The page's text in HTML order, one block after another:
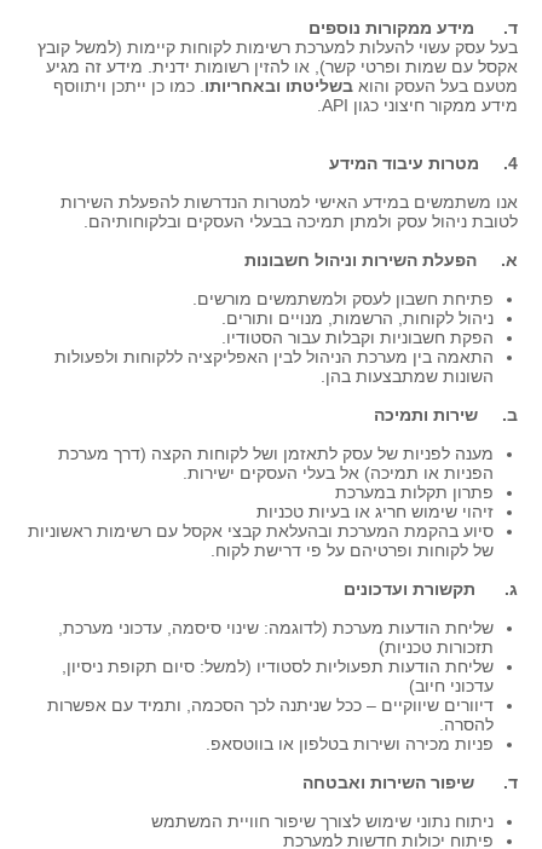
ד. מידע ממקורות נוספים
בעל עסק עשוי להעלות למערכת רשימות לקוחות קיימות (למשל קובץ
אקסל עם שמות ופרטי קשר), או להזין רשומות ידנית. מידע זה מגיע
מטעם בעל העסק והוא בשליטתו ובאחריותו . כמו כן ייתכן ויתווסף
מידע ממקור חיצוני כגון API.
4. מטרות עיבוד המידע
אנו משתמשים במידע האישי למטרות הנדרשות להפעלת השירות
לטובת ניהול עסק ולמתן תמיכה בבעלי העסקים ובלקוחותיהם.
א. הפעלת השירות וניהול חשבונות
פתיחת חשבון לעסק ולמשתמשים מורשים.
ניהול לקוחות, הרשמות, מנויים ותורים.
הפקת חשבוניות וקבלות עבור הסטודיו.
התאמה בין מערכת הניהול לבין האפליקציה ללקוחות ולפעולות
השונות שמתבצעות בהן.
ב. שירות ותמיכה
מענה לפניות של עסק לתאזמן ושל לקוחות הקצה (דרך מערכת
הפניות או תמיכה) אל בעלי העסקים ישירות.
פתרון תקלות במערכת
זיהוי שימוש חריג או בעיות טכניות
סיוע בהקמת המערכת ובהעלאת קבצי אקסל עם רשימות ראשוניות
של לקוחות ופרטיהם על פי דרישת לקוח.
ג. תקשורת ועדכונים
שליחת הודעות מערכת (לדוגמה: שינוי סיסמה, עדכוני מערכת,
תזכורות טכניות)
שליחת הודעות תפעוליות לסטודיו (למשל: סיום תקופת ניסיון,
עדכוני חיוב)
דיוורים שיווקיים – ככל שניתנה לכך הסכמה, ותמיד עם אפשרות
להסרה.
פניות מכירה ושירות בטלפון או בווטסאפ.
ד. שיפור השירות ואבטחה
ניתוח נתוני שימוש לצורך שיפור חוויית המשתמש
פיתוח יכולות חדשות למערכת